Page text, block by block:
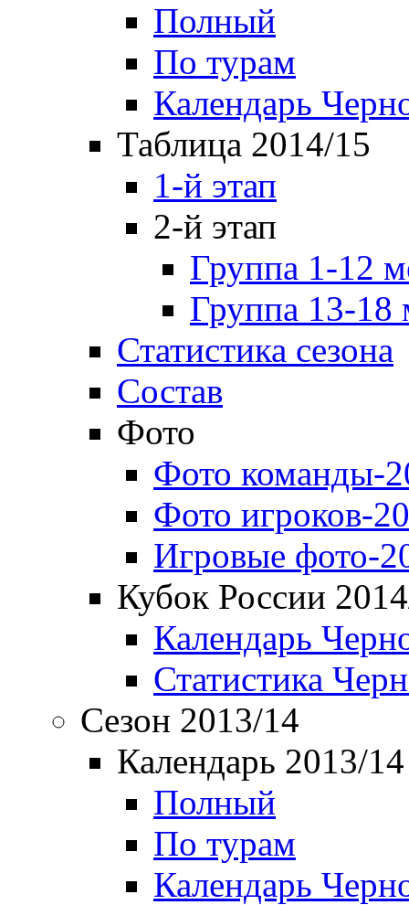
Полный
По турам
Календарь
Таблица 2014/15
1-й этап
2-й этап
Группа 1-12
Группа 13-18
Статистика сезона
Состав
Фото
Фото команды-
Фото игроков-
Игровые фото-
Кубок России
Календарь
Статистика
Сезон 2013/14
Календарь 2013/14
Полный
По турам
Календарь